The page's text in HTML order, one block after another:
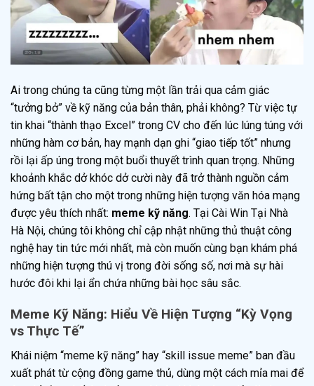
Ai trong chúng ta cũng từng một lần trải qua cảm giác
“tưởng bở” về kỹ năng của bản thân, phải không? Từ việc tự
tin khai “thành thạo Excel” trong CV cho đến lúc lúng túng với
những hàm cơ bản, hay mạnh dạn ghi “giao tiếp tốt” nhưng
rồi lại ấp úng trong một buổi thuyết trình quan trọng. Những
khoảnh khắc dở khóc dở cười này đã trở thành nguồn cảm
hứng bất tận cho một trong những hiện tượng văn hóa mạng
được yêu thích nhất: meme kỹ năng. Tại Cài Win Tại Nhà
Hà Nội, chúng tôi không chỉ cập nhật những thủ thuật công
nghệ hay tin tức mới nhất, mà còn muốn cùng bạn khám phá
những hiện tượng thú vị trong đời sống số, nơi mà sự hài
hước đôi khi lại ẩn chứa những bài học sâu sắc.
Meme Kỹ Năng: Hiểu Về Hiện Tượng “Kỳ Vọng
vs Thực Tế”
Khái niệm “meme kỹ năng” hay “skill issue meme” ban đầu
xuất phát từ cộng đồng game thủ, dùng một cách mỉa mai để